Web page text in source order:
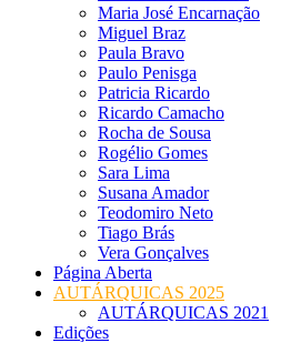
Maria José Encarnação
Miguel Braz
Paula Bravo
Paulo Penisga
Patricia Ricardo
Ricardo Camacho
Rocha de Sousa
Rogélio Gomes
Sara Lima
Susana Amador
Teodomiro Neto
Tiago Brás
Vera Gonçalves
Página Aberta
AUTÁRQUICAS 2025
AUTÁRQUICAS 2021
Edições